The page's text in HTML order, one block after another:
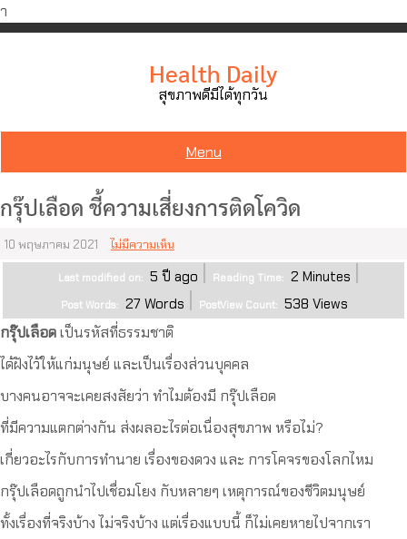
ำ
Skip
Health Daily
สุขภาพดีมีได้ทุกวัน
Menu
กรุ๊ปเลือด ชี้ความเสี่ยงการติดโควิด
10 พฤษภาคม 2021 ไม่มีความเห็น
Last modified on: 5 ปี ago Reading Time: 2 Minutes
Post Words: 27 Words PostView Count: 538 Views
กรุ๊ปเลือดเป็นรหัสที่ธรรมชาติ
ได้ฝังไว้ให้แก่มนุษย์ และเป็นเรื่องส่วนบุคคล
บางคนอาจจะเคยสงสัยว่า ทำไมต้องมี กรุ๊ปเลือด
ที่มีความแตกต่างกัน ส่งผลอะไรต่อเนื่องสุขภาพ หรือไม่?
เกี่ยวอะไรกับการทำนาย เรื่องของดวง และ การโคจรของโลกไหม
กรุ๊ปเลือดถูกนำไปเชื่อมโยง กับหลายๆ เหตุการณ์ของชีวิตมนุษย์
ทั้งเรื่องที่จริงบ้าง ไม่จริงบ้าง แต่เรื่องแบบนี้ ก็ไม่เคยหายไปจากเรา